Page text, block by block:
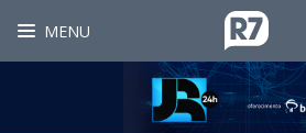
MENU